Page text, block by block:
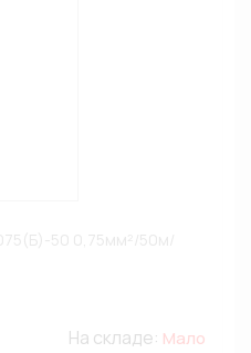
На складе: Мало